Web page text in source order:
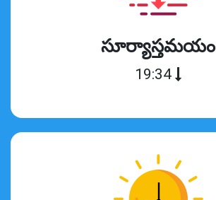
సూర్యాస్తమయం
19:34